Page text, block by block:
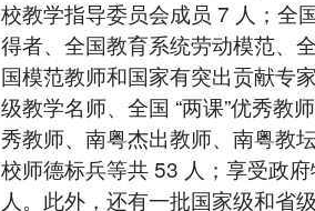
校教学指导委员会成员 7 人；全
得者、全国教育系统劳动模范、
国模范教师和国家有突出贡献专
级教学名师、全国 “两课”优秀教
秀教师、南粤杰出教师、南粤教
校师德标兵等共 53 人；享受政
人。此外，还有一批国家级和省